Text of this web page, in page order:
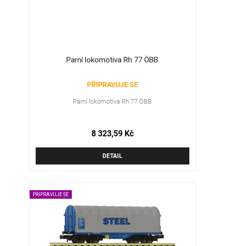
Parní lokomotiva Rh 77 ÖBB
PŘIPRAVUJE SE
Parní lokomotiva Rh 77 ÖBB
8 323,59 Kč
DETAIL
PŘIPRAVUJE SE